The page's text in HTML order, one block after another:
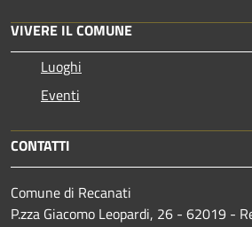
VIVERE IL COMUNE
Luoghi
Eventi
CONTATTI
Comune di Recanati
P.zza Giacomo Leopardi, 26 - 62019 -